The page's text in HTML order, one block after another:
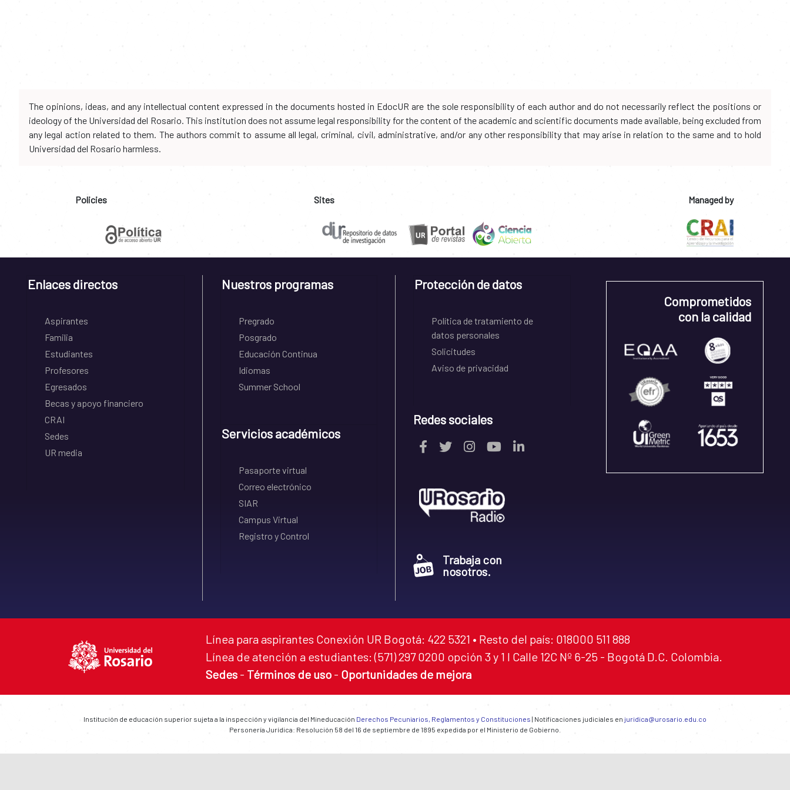
The opinions, ideas, and any intellectual content expressed in the documents hosted in EdocUR are the sole responsibility of each author and do not necessarily reflect the positions or
ideology of the Universidad del Rosario. This institution does not assume legal responsibility for the content of the academic and scientific documents made available, being excluded from
any legal action related to them. The authors commit to assume all legal, criminal, civil, administrative, and/or any other responsibility that may arise in relation to the same and to hold
Universidad del Rosario harmless.
Policies Sites Managed by
Enlaces directos
Aspirantes
Familia
Estudiantes
Profesores
Egresados
Becas y apoyo financiero
CRAI
Sedes
UR media
Nuestros programas
Pregrado
Posgrado
Educación Continua
Idiomas
Summer School
Servicios académicos
Pasaporte virtual
Correo electrónico
SIAR
Campus Virtual
Registro y Control
Protección de datos
Política de tratamiento de
datos personales
Solicitudes
Aviso de privacidad
Redes sociales
Trabaja con
nosotros.
Comprometidos
con la calidad
Línea para aspirantes Conexión UR Bogotá: 422 5321 • Resto del país: 018000 511 888
Línea de atención a estudiantes: (571) 297 0200 opción 3 y 1 I Calle 12C Nº 6-25 - Bogotá D.C. Colombia.
Sedes - Términos de uso - Oportunidades de mejora
Institución de educación superior sujeta a la inspección y vigilancia del Mineducación Derechos Pecuniarios, Reglamentos y Constituciones | Notificaciones judiciales en juridica@urosario.edu.co
Personería Jurídica: Resolución 58 del 16 de septiembre de 1895 expedida por el Ministerio de Gobierno.